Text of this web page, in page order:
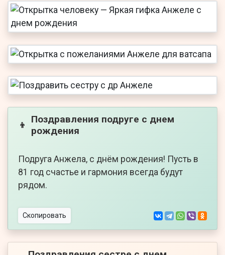
👦
Поздравления подруге с днем
рождения
Подруга Анжела, с днём рождения! Пусть в
81 год счастье и гармония всегда будут
рядом.
Скопировать